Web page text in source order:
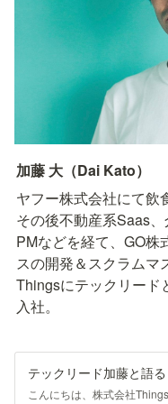
加藤 大（Dai Kato）
ヤフー株式会社にて飲
その後不動産系Saas
PMなどを経て、GO株
スの開発＆スクラムマ
Thingsにテックリード
入社。
こんにちは、株式会社